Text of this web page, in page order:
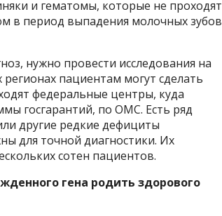
и гематомы, которые не проходят
в период выпадения молочных зубов
нужно провести исследования на
пациентам могут сделать
федеральные центры, куда
госгарантий, по ОМС. Есть ряд
другие редкие дефициты
для точной диагностики. Их
сотен пациентов.
гена родить здорового